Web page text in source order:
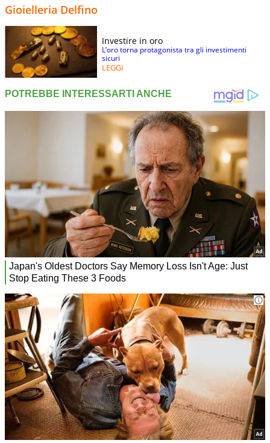
Gioielleria Delfino
Investire in oro
L’oro torna protagonista tra gli investimenti
sicuri
LEGGI